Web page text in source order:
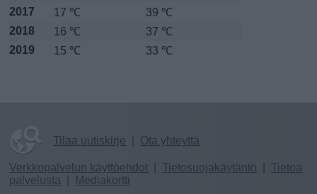
2017
17 ℃
39 ℃
2018
16 ℃
37 ℃
2019
15 ℃ 33 ℃
Tilaa uutiskirje Ota yhteyttä
Verkkopalvelun käyttöehdot Tietosuojakäytäntö
Tietoa
palvelusta
Mediakortti